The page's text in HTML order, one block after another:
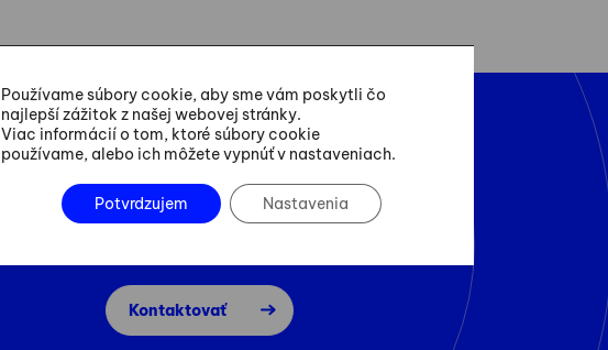
Dohodnite si
konzultáciu
Kontaktovať
Používame súbory cookie, aby sme vám poskytli čo
najlepší zážitok z našej webovej stránky.
Viac informácií o tom, ktoré súbory cookie
používame, alebo ich môžete vypnúť v nastaveniach.
Potvrdzujem Nastavenia